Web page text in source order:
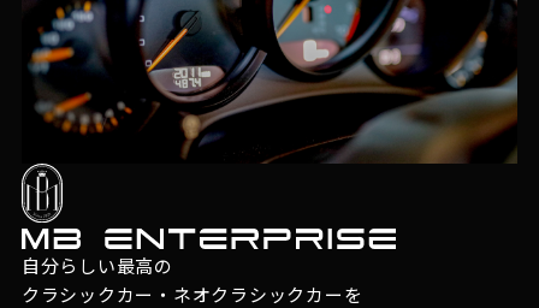
自分らしい最高の
クラシックカー・ネオクラシックカーを